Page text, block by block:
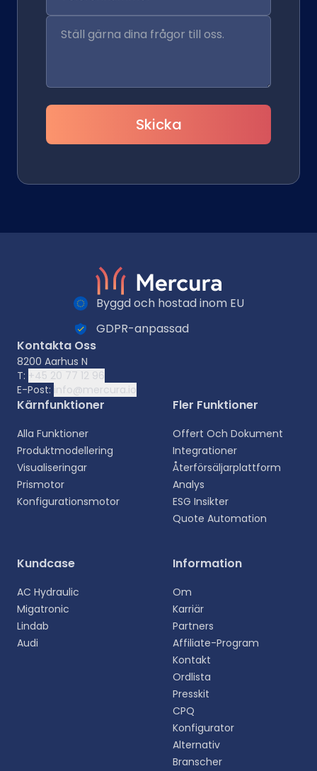
Välj ditt föredragna språk för en mer personlig
Skicka
Byggd och hostad inom EU
GDPR-anpassad
Kontakta Oss
8200 Aarhus N
T: +45 20 77 12 96
E-Post: info@mercura.io
Kärnfunktioner
Alla Funktioner
Produktmodellering
Visualiseringar
Prismotor
Konfigurationsmotor
Fler Funktioner
Offert Och Dokument
Integrationer
Återförsäljarplattform
Analys
ESG Insikter
Quote Automation
Kundcase
AC Hydraulic
Migatronic
Lindab
Audi
Information
Om
Karriär
Partners
Affiliate-Program
Kontakt
Ordlista
Presskit
CPQ
Konfigurator
Alternativ
Branscher